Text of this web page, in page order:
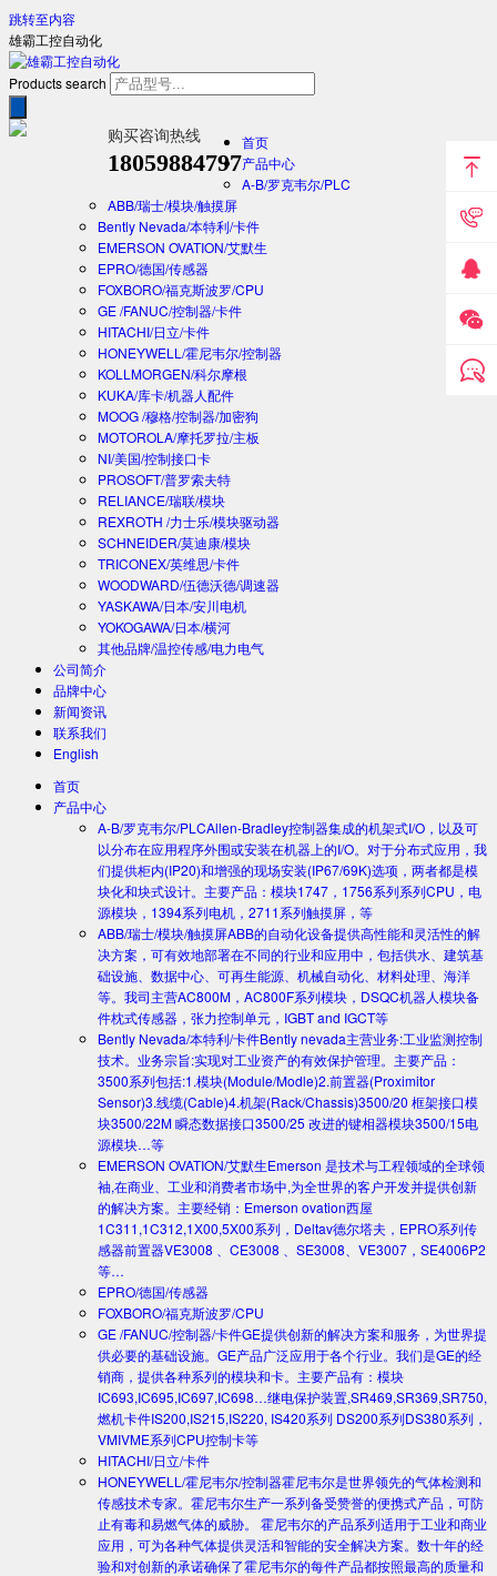
跳转至内容
雄霸工控自动化
Products search
购买咨询热线
18059884797
首页
产品中心
A-B/罗克韦尔/PLC
ABB/瑞士/模块/触摸屏
Bently Nevada/本特利/卡件
EMERSON OVATION/艾默生
EPRO/德国/传感器
FOXBORO/福克斯波罗/CPU
GE /FANUC/控制器/卡件
HITACHI/日立/卡件
HONEYWELL/霍尼韦尔/控制器
KOLLMORGEN/科尔摩根
KUKA/库卡/机器人配件
MOOG /穆格/控制器/加密狗
MOTOROLA/摩托罗拉/主板
NI/美国/控制接口卡
PROSOFT/普罗索夫特
RELIANCE/瑞联/模块
REXROTH /力士乐/模块驱动器
SCHNEIDER/莫迪康/模块
TRICONEX/英维思/卡件
WOODWARD/伍德沃德/调速器
YASKAWA/日本/安川电机
YOKOGAWA/日本/横河
其他品牌/温控传感/电力电气
公司简介
品牌中心
新闻资讯
联系我们
English
首页
产品中心
A-B/罗克韦尔/PLCAllen-Bradley控制器集成的机架式I/O，以及可
以分布在应用程序外围或安装在机器上的I/O。对于分布式应用，我
们提供柜内(IP20)和增强的现场安装(IP67/69K)选项，两者都是模
块化和块式设计。主要产品：模块1747，1756系列系列CPU，电
源模块，1394系列电机，2711系列触摸屏，等
ABB/瑞士/模块/触摸屏ABB的自动化设备提供高性能和灵活性的解
决方案，可有效地部署在不同的行业和应用中，包括供水、建筑基
础设施、数据中心、可再生能源、机械自动化、材料处理、海洋
等。我司主营AC800M，AC800F系列模块，DSQC机器人模块备
件枕式传感器，张力控制单元，IGBT and IGCT等
Bently Nevada/本特利/卡件Bently nevada主营业务:工业监测控制
技术。业务宗旨:实现对工业资产的有效保护管理。主要产品：
3500系列包括:1.模块(Module/Modle)2.前置器(Proximitor
Sensor)3.线缆(Cable)4.机架(Rack/Chassis)3500/20 框架接口模
块3500/22M 瞬态数据接口3500/25 改进的键相器模块3500/15电
源模块…等
EMERSON OVATION/艾默生Emerson 是技术与工程领域的全球领
袖,在商业、工业和消费者市场中,为全世界的客户开发并提供创新
的解决方案。主要经销：Emerson ovation西屋
1C311,1C312,1X00,5X00系列，Deltav德尔塔夫，EPRO系列传
感器前置器VE3008 、CE3008 、SE3008、VE3007，SE4006P2
等…
EPRO/德国/传感器
FOXBORO/福克斯波罗/CPU
GE /FANUC/控制器/卡件GE提供创新的解决方案和服务，为世界提
供必要的基础设施。GE产品广泛应用于各个行业。我们是GE的经
销商，提供各种系列的模块和卡。主要产品有：模块
IC693,IC695,IC697,IC698…继电保护装置,SR469,SR369,SR750,
燃机卡件IS200,IS215,IS220, IS420系列 DS200系列DS380系列，
VMIVME系列CPU控制卡等
HITACHI/日立/卡件
HONEYWELL/霍尼韦尔/控制器霍尼韦尔是世界领先的气体检测和
传感技术专家。霍尼韦尔生产一系列备受赞誉的便携式产品，可防
止有毒和易燃气体的威胁。 霍尼韦尔的产品系列适用于工业和商业
应用，可为各种气体提供灵活和智能的安全解决方案。数十年的经
验和对创新的承诺确保了霍尼韦尔的每件产品都按照最高的质量和